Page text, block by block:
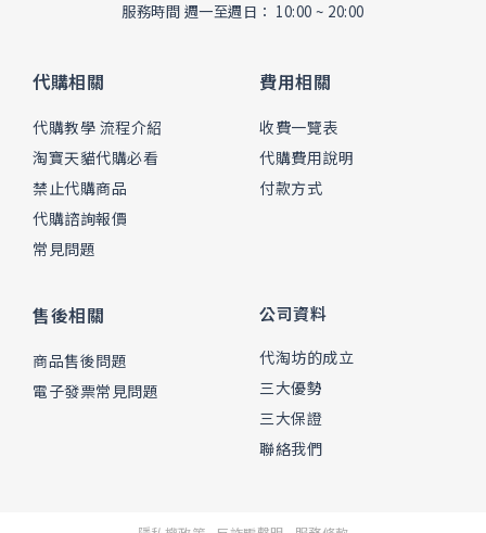
服務時間 週一至週日： 10:00 ~ 20:00
代購相關
代購教學 流程介紹
淘寶天貓代購必看
禁止代購商品
代購諮詢報價
常見問題
費用相關
收費一覽表
代購費用說明
付款方式
售後相關
商品售後問題
電子發票常見問題
公司資料
代淘坊的成立
三大優勢
三大保證
聯絡我們